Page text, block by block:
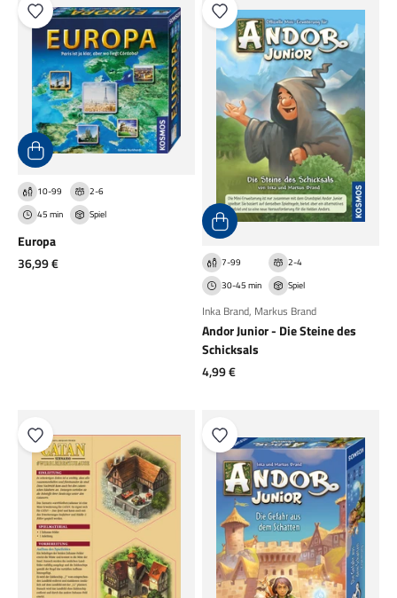
10-99
2-6
45 min
Spiel
Europa
Angebot
36,99 € 7-99
2-4
30-45 min
Spiel
Inka Brand, Markus Brand
Andor Junior - Die Steine des
Schicksals
Angebot
4,99 €